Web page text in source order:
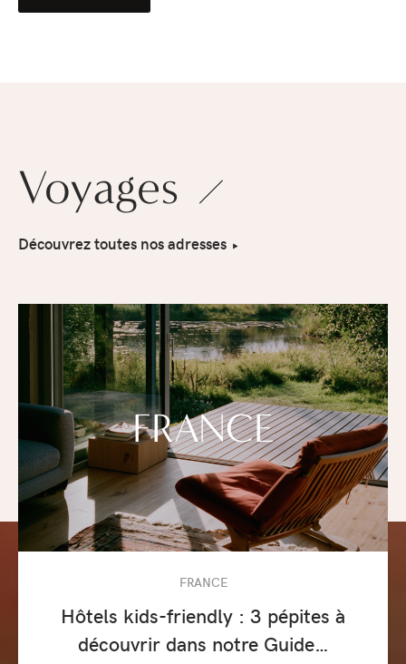
Voyages
Découvrez toutes nos adresses
FRANCE
FRANCE
Hôtels kids-friendly : 3 pépites à
découvrir dans notre Guide…